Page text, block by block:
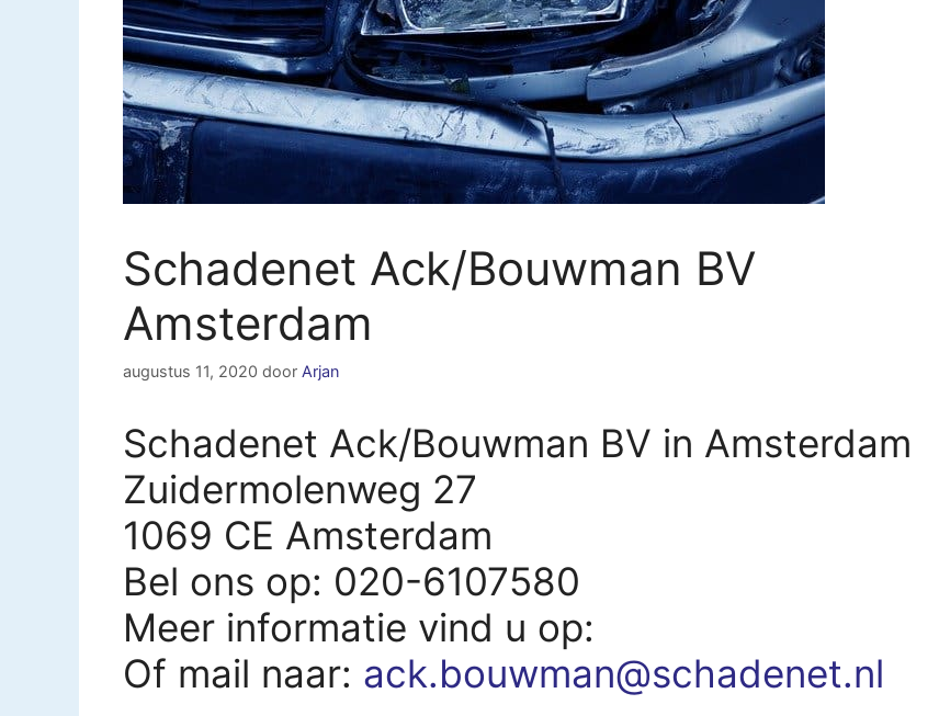
Schadenet Ack/Bouwman BV
Amsterdam
augustus 11, 2020 door Arjan
Schadenet Ack/Bouwman BV in Amsterdam
Zuidermolenweg 27
1069 CE Amsterdam
Bel ons op: 020-6107580
Meer informatie vind u op:
Of mail naar: ack.bouwman@schadenet.nl